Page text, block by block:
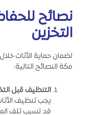
نصائح
التخزين
لضمان حماية الأثاث
مكة النصائح التالية:
التنظيف قبل
يجب تنظيف
قد تسبب تلف